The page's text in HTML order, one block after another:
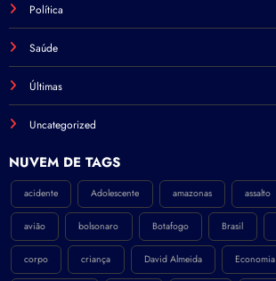
Política
Saúde
Últimas
Uncategorized
NÚVEM DE TAGS
acidente Adolescente amazonas assalto
avião bolsonaro Botafogo Brasil
corpo criança David Almeida Economia